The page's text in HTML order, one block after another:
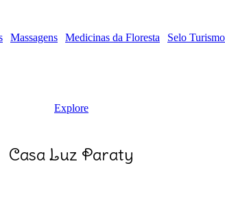
Massagens Medicinas da Floresta Selo
Explore
Casa Luz Paraty